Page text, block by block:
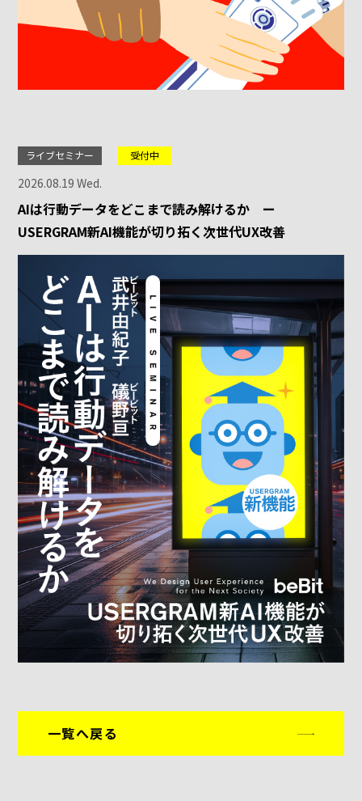
ライブセミナー 受付中
2026.08.19 Wed.
AIは行動データをどこまで読み解けるか ー
USERGRAM新AI機能が切り拓く次世代UX改善
一覧へ戻る